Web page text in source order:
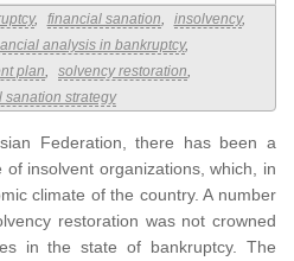
, financial sanation, insolvency,
analysis in bankruptcy,
plan, solvency restoration,
sanation strategy
Federation, there has been a
insolvent organizations, which, in
climate of the country. A number
restoration was not crowned
in the state of bankruptcy. The